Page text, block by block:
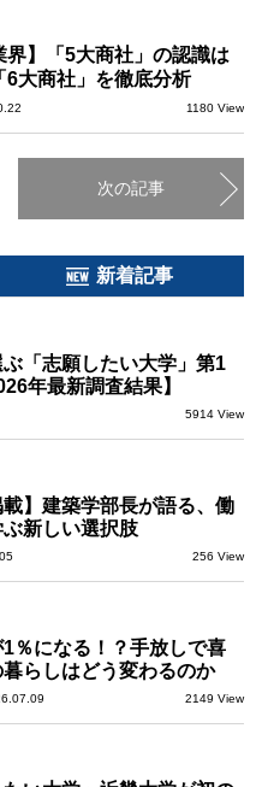
界】「5大商社」の認識は
6大商社」を徹底分析
1180 View
次の記事
新着記事
「志願したい大学」第1
年最新調査結果】
5914 View
載】建築学部長が語る、働
新しい選択肢
256 View
％になる！？手放しで喜
らしはどう変わるのか
2149 View